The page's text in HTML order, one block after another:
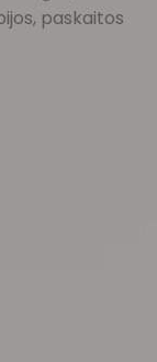
paskaitos